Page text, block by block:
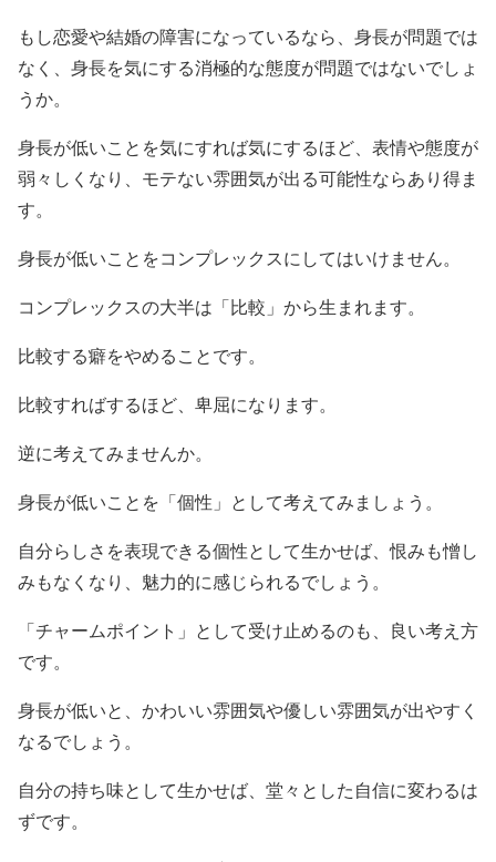
もし恋愛や結婚の障害になっているなら、身長が問題では
なく、身長を気にする消極的な態度が問題ではないでしょ
うか。
身長が低いことを気にすれば気にするほど、表情や態度が
弱々しくなり、モテない雰囲気が出る可能性ならあり得ま
す。
身長が低いことをコンプレックスにしてはいけません。
コンプレックスの大半は「比較」から生まれます。
比較する癖をやめることです。
比較すればするほど、卑屈になります。
逆に考えてみませんか。
身長が低いことを「個性」として考えてみましょう。
自分らしさを表現できる個性として生かせば、恨みも憎し
みもなくなり、魅力的に感じられるでしょう。
「チャームポイント」として受け止めるのも、良い考え方
です。
身長が低いと、かわいい雰囲気や優しい雰囲気が出やすく
なるでしょう。
自分の持ち味として生かせば、堂々とした自信に変わるは
ずです。